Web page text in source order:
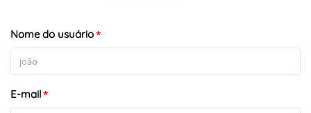
Nome do usuário*
E-mail*